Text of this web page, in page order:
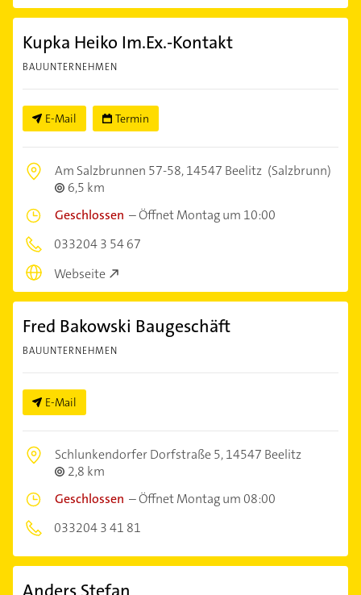
Kupka Heiko Im.Ex.-Kontakt
BAUUNTERNEHMEN
E-Mail Termin
Am Salzbrunnen 57-58,14547 Beelitz (Salzbrunn)
6,5 km
Geschlossen –Öffnet Montag um 10:00
033204 3 54 67
Webseite
Fred Bakowski Baugeschäft
BAUUNTERNEHMEN
E-Mail
Schlunkendorfer Dorfstraße 5,14547 Beelitz
2,8 km
Geschlossen –Öffnet Montag um 08:00
033204 3 41 81